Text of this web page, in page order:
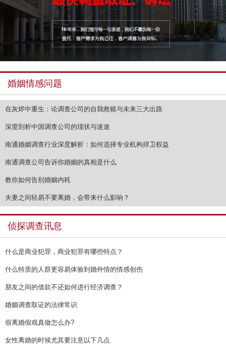
婚姻情感问题
在灰烬中重生：论调查公司的自我救赎与未来三大出路
深度剖析中国调查公司的现状与迷途
南通婚姻调查行业深度解析：如何选择专业机构捍卫权益
南通调查公司告诉你婚姻的真相是什么
教你如何告别婚姻内耗
夫妻之间轻易不要离婚，会带来什么影响？
侦探调查讯息
什么是商业犯罪，商业犯罪有哪些特点？
什么特质的人群更容易体验到婚外情的情感创伤
朋友之间的借款不还如何进行经济调查？
婚姻调查取证的法律常识
假离婚假戏真做怎么办?
女性离婚的时候尤其要注意以下几点